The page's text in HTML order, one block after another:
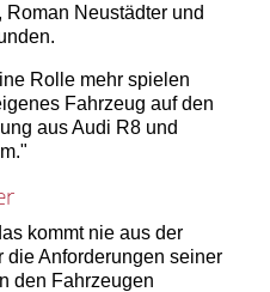
Neustädter und
Rolle mehr spielen
Fahrzeug auf den
aus Audi R8 und
kommt nie aus der
die Anforderungen seiner
den Fahrzeugen